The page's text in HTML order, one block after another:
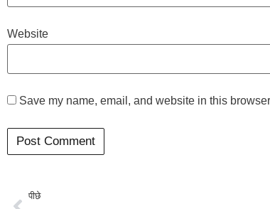
Website
Save my name, email, and website in this
पीछे